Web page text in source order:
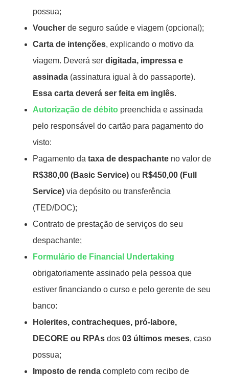
possua;
Voucherde seguro saúde e viagem (opcional);
Carta de intenções, explicando o motivo da
viagem. Deverá ser digitada, impressa e
assinada (assinatura igual à do passaporte).
Essa carta deverá ser feita em inglês.
Autorização de débitopreenchida e assinada
pelo responsável do cartão para pagamento do
visto:
Pagamento da taxa de despachanteno valor de
R$380,00 (Basic Service)ou R$450,00 (Full
Service)via depósito ou transferência
(TED/DOC);
Contrato de prestação de serviços do seu
despachante;
Formulário de Financial Undertaking
obrigatoriamente assinado pela pessoa que
estiver financiando o curso e pelo gerente de seu
banco:
Holerites, contracheques, pró-labore,
DECORE ou RPAsdos 03 últimos meses, caso
possua;
Imposto de rendacompleto com recibo de